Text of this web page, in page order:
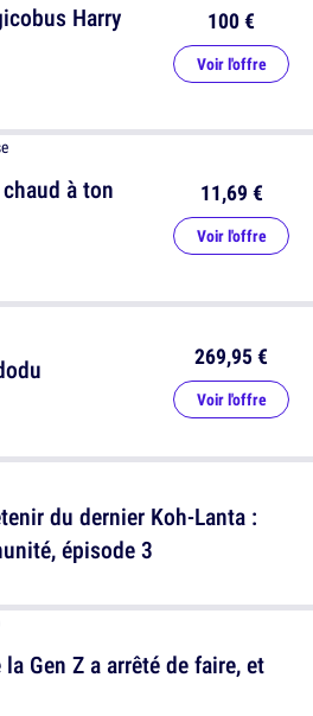
à ton
11,69 €
Voir l'offre
du dernier Koh-Lanta :
épisode 3
Harry
100 €
Voir l'offre
269,95 €
Voir l'offre
Gen Z a arrêté de faire, et